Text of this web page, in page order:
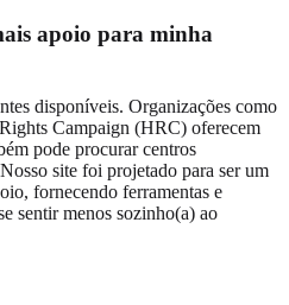
apoio para minha
disponíveis. Organizações como
Campaign (HRC) oferecem
pode procurar centros
site foi projetado para ser um
fornecendo ferramentas e
sentir menos sozinho(a) ao